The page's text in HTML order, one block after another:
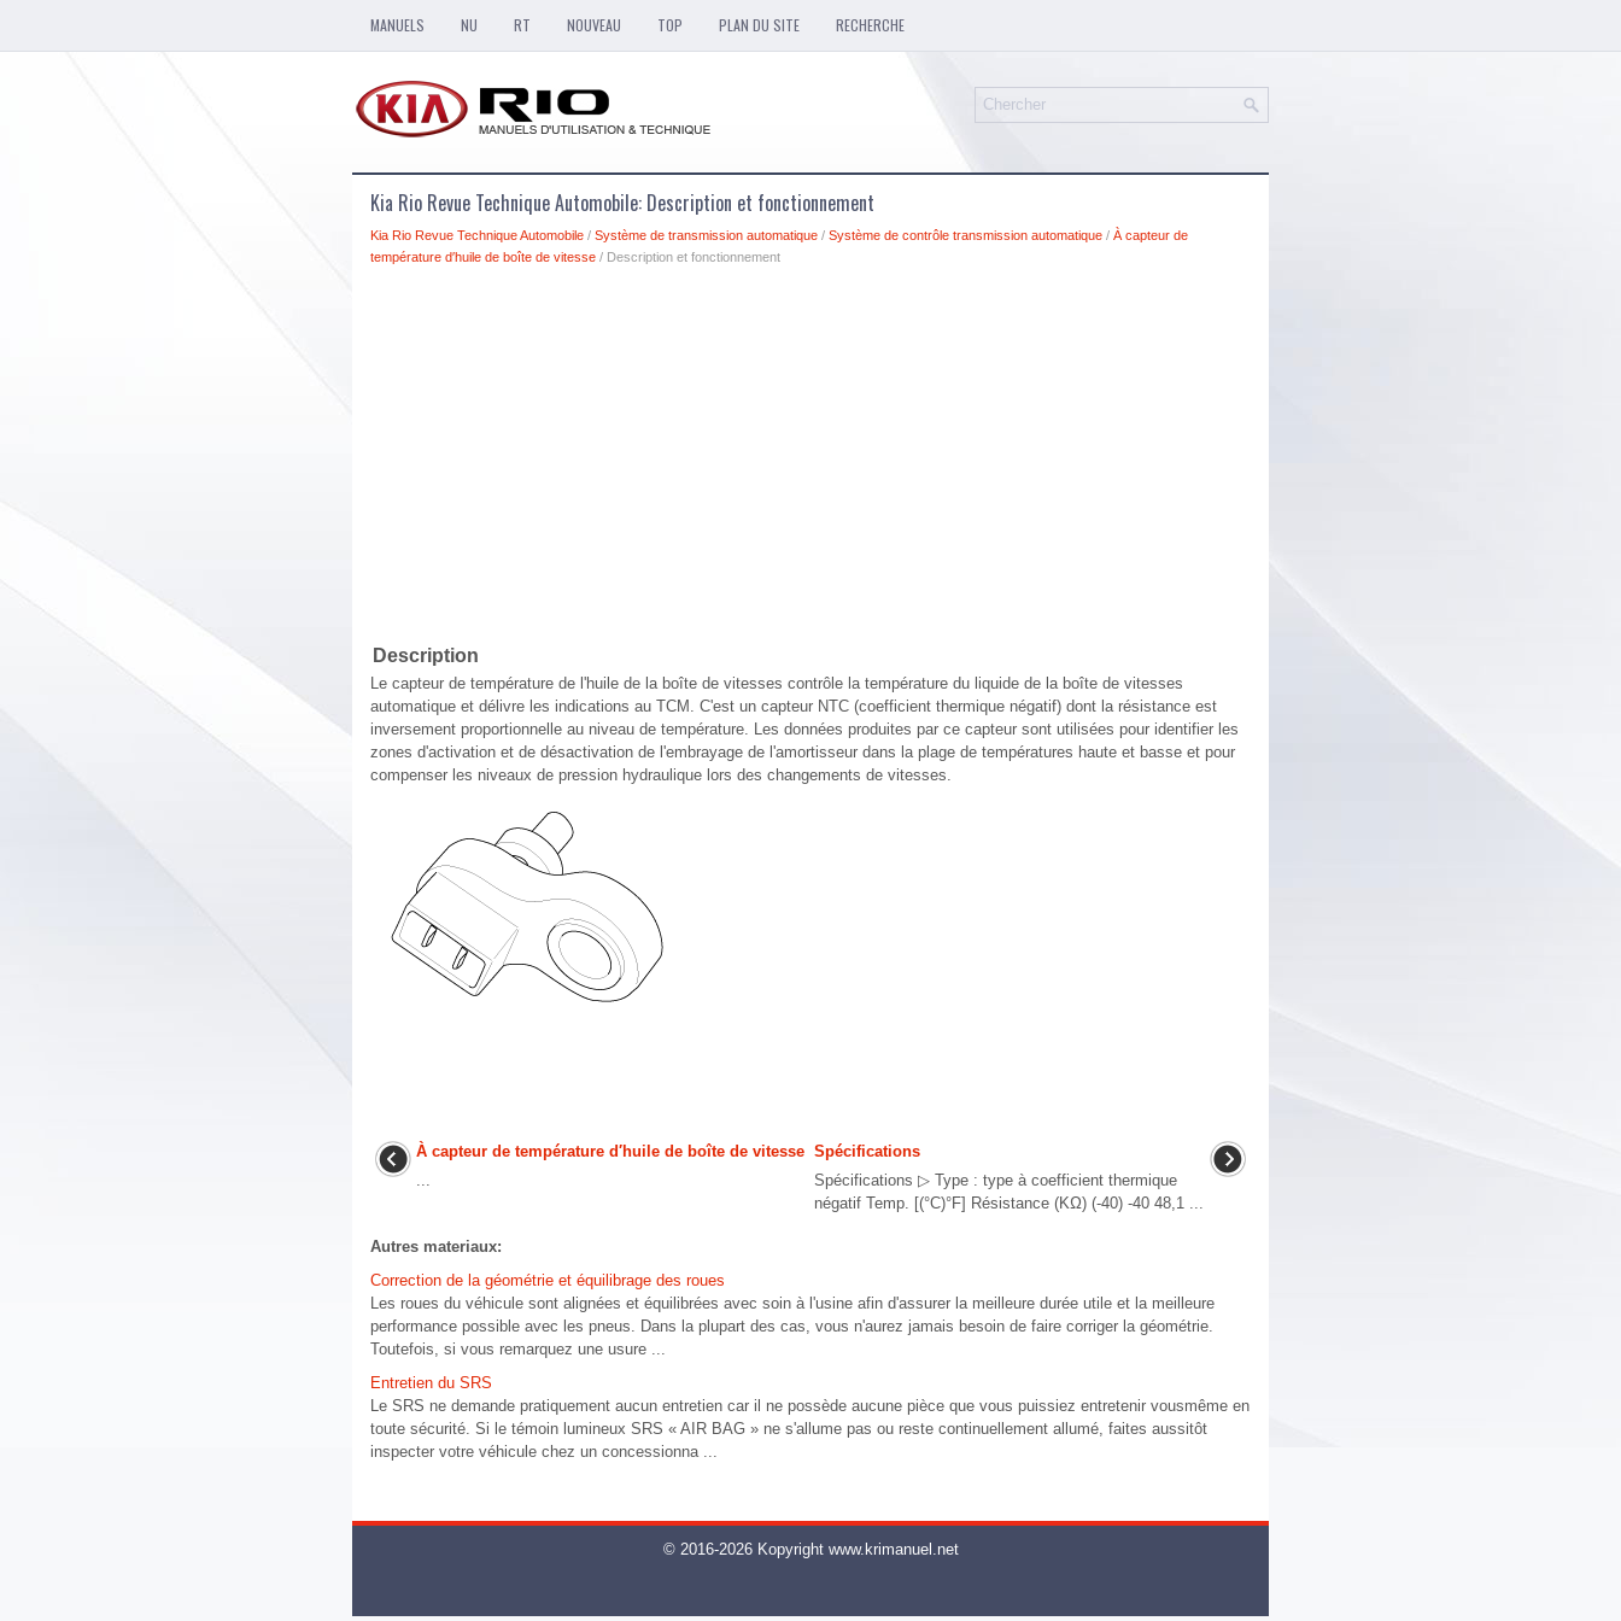
MANUELS NU RT NOUVEAU TOP PLAN DU SITE RECHERCHE
Kia Rio Revue Technique Automobile: Description et fonctionnement
Kia Rio Revue Technique Automobile / Système de transmission automatique / Système de contrôle transmission automatique / À capteur de
température d′huile de boîte de vitesse / Description et fonctionnement
Description
Le capteur de température de l'huile de la boîte de vitesses contrôle la température du liquide de la boîte de vitesses
automatique et délivre les indications au TCM. C'est un capteur NTC (coefficient thermique négatif) dont la résistance est
inversement proportionnelle au niveau de température. Les données produites par ce capteur sont utilisées pour identifier les
zones d'activation et de désactivation de l'embrayage de l'amortisseur dans la plage de températures haute et basse et pour
compenser les niveaux de pression hydraulique lors des changements de vitesses.
À capteur de température d′huile de boîte de vitesse
...
Spécifications
Spécifications ▷ Type : type à coefficient thermique
négatif Temp. [(°C)°F] Résistance (KΩ) (-40) -40 48,1 ...
Autres materiaux:
Correction de la géométrie et équilibrage des roues
Les roues du véhicule sont alignées et équilibrées avec soin à l'usine afin d'assurer la meilleure durée utile et la meilleure
performance possible avec les pneus. Dans la plupart des cas, vous n'aurez jamais besoin de faire corriger la géométrie.
Toutefois, si vous remarquez une usure ...
Entretien du SRS
Le SRS ne demande pratiquement aucun entretien car il ne possède aucune pièce que vous puissiez entretenir vousmême en
toute sécurité. Si le témoin lumineux SRS « AIR BAG » ne s'allume pas ou reste continuellement allumé, faites aussitôt
inspecter votre véhicule chez un concessionna ...
© 2016-2026 Kopyright www.krimanuel.net